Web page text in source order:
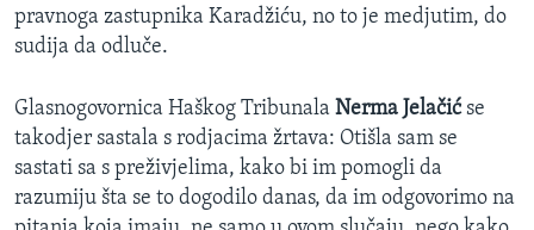
pravnoga zastupnika Karadžiću, no to je medjutim, do
sudija da odluče.
Glasnogovornica Haškog Tribunala Nerma Jelačićse
takodjer sastala s rodjacima žrtava: Otišla sam se
sastati sa s preživjelima, kako bi im pomogli da
razumiju šta se to dogodilo danas, da im odgovorimo na